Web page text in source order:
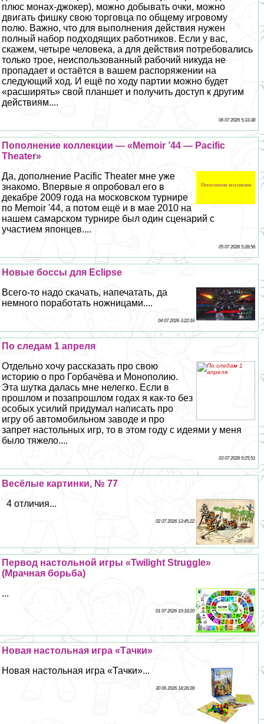
плюс монах-джокер), можно добывать очки, можно
двигать фишку свою торговца по общему игровому
полю. Важно, что для выполнения действия нужен
полный набор подходящих работников. Если у вас,
скажем, четыре человека, а для действия потребовались
только трое, неиспользованный рабочий никуда не
пропадает и остаётся в вашем распоряжении на
следующий ход. И ещё по ходу партии можно будет
«расширять» свой планшет и получить доступ к другим
действиям....
06 07 2026 5:33:38
Пополнение коллекции — «Memoir ’44 — Pacific
Theater»
Да, дополнение Pacific Theater мне уже
знакомо. Впервые я опробовал его в
декабре 2009 года на московском турнире
по Memoir '44, а потом ещё и в мае 2010 на
нашем самарском турнире был один сценарий с
участием японцев....
05 07 2026 5:28:56
Новые боссы для Eclipse
Всего-то надо скачать, напечатать, да
немного поработать ножницами....
04 07 2026 3:22:16
По следам 1 апреля
Отдельно хочу рассказать про свою
историю о про Горбачёва и Монополию.
Эта шутка далась мне нелегко. Если в
прошлом и позапрошлом годах я как-то без
особых усилий придумал написать про
игру об автомобильном заводе и про
запрет настольных игр, то в этом году с идеями у меня
было тяжело....
03 07 2026 9:25:51
Весёлые картинки, № 77
4 отличия...
02 07 2026 13:45:22
Первод настольной игры «Twilight Struggle»
(Мрачная борьба)
...
01 07 2026 10:18:20
Новая настольная игра «Тачки»
Новая настольная игра «Тачки»...
30 06 2026 18:26:28